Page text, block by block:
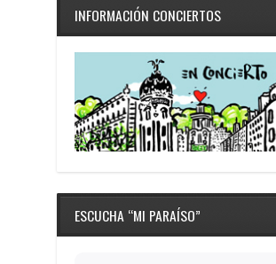
INFORMACIÓN CONCIERTOS
ESCUCHA “MI PARAÍSO”